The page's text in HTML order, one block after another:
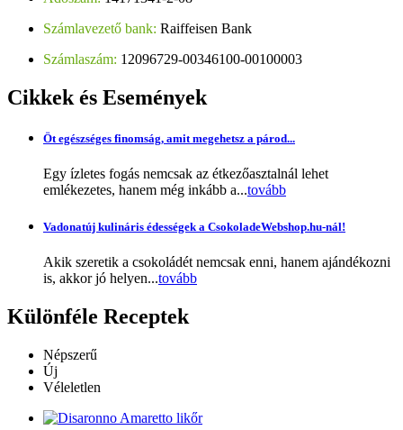
Számlavezető bank: Raiffeisen Bank
Számlaszám: 12096729-00346100-00100003
Cikkek és Események
Öt egészséges finomság, amit megehetsz a párod...
Egy ízletes fogás nemcsak az étkezőasztalnál lehet
emlékezetes, hanem még inkább a...tovább
Vadonatúj kulináris édességek a CsokoladeWebshop.hu-nál!
Akik szeretik a csokoládét nemcsak enni, hanem ajándékozni
is, akkor jó helyen...tovább
Különféle Receptek
Népszerű
Új
Véleletlen